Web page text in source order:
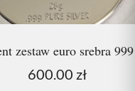
zestaw euro srebra 999
600.00 zł